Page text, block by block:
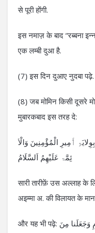
से पूरी होंगी.
इस नमाज़ के बाद “रब्बना
एक लम्बी दुआ है.
(7) इस दिन दुआए नुदबा पढ़े.
(8) जब मोमिन किसी दूसरे
मुबारकबाद इस तरह दे:
ٲَمِیرِ الْمُؤْمِنِینَ وَالْاَ
ئِمَّۃ عَلَیْھِمُ اَلسَّلَامُ
सारी तारीफ़ें उस अल्लाह के
अइम्मा अ. की विलायत के
और यह भी पढ़े: الْحَمْدُ لِلّٰہِ الَّذِی ٲَکْرَمَنا بِھذَا الْیَوْمِ وَجَعَلَنا مِنَ